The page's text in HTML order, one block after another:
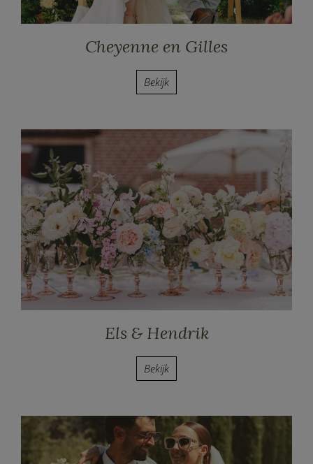
Cheyenne en Gilles
Bekijk
Els & Hendrik
Bekijk